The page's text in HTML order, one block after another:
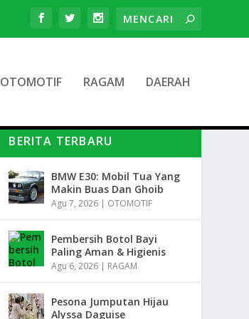
OTOMOTIF RAGAM DAERAH
BERITA TERBARU
BMW E30: Mobil Tua Yang
Makin Buas Dan Ghoib
Agu 7, 2026 | OTOMOTIF
Pembersih Botol Bayi
Paling Aman & Higienis
Agu 6, 2026 | RAGAM
Pesona Jumputan Hijau
Alyssa Daguise